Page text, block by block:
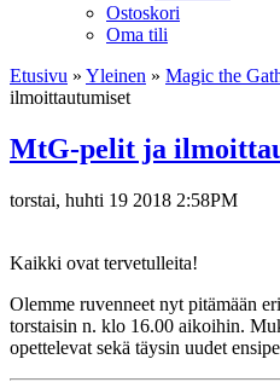
Ostoskori
Oma tili
Etusivu » Yleinen » Magic the
ilmoittautumiset
MtG-pelit ja
torstai, huhti 19 2018 2:58PM
Kaikki ovat tervetulleita!
Olemme ruvenneet nyt pitämään
torstaisin n. klo 16.00 aikoihin.
opettelevat sekä täysin uudet